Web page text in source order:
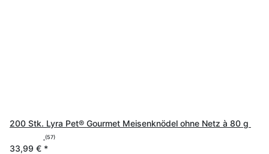
200 Stk. Lyra Pet® Gourmet Meisenknödel ohne Netz à 80 g
(57)
33,99 € *